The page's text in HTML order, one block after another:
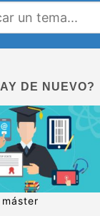
DE NUEVO?